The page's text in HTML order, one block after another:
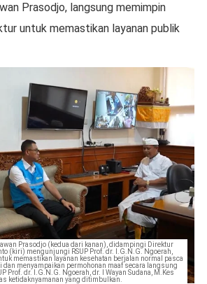
Prasodjo, langsung memimpin
untuk memastikan layanan publik
Prasodjo (kedua dari kanan), didampingi Direktur
(kiri) mengunjungi RSUP Prof. dr. I.G.N.G. Ngoerah,
memastikan layanan kesehatan berjalan normal pasca
menyampaikan permohonan maaf secara langsung
Prof. dr. I.G.N.G. Ngoerah, dr. I Wayan Sudana, M.Kes
ketidaknyamanan yang ditimbulkan.